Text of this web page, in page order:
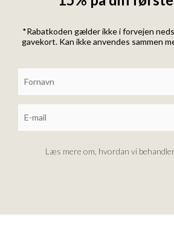
*Rabatkoden gælder ikke i forvejen
gavekort. Kan ikke anvendes sammen
Læs mere om, hvordan vi behandler